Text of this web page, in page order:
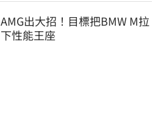
AMG出大招！目標把BMW M拉
下性能王座